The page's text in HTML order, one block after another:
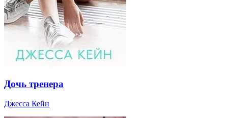
Дочь тренера
Джесса Кейн